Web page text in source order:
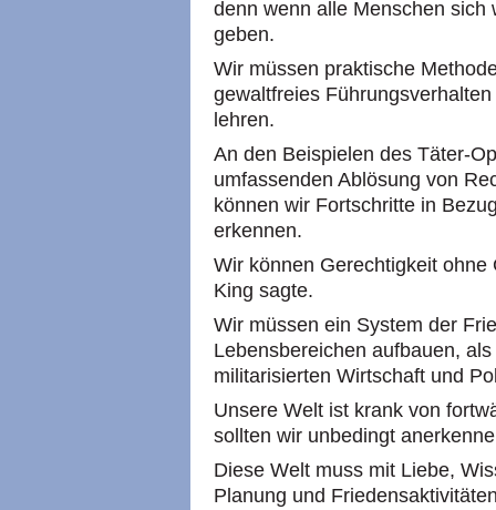
denn wenn alle Menschen
geben.
Wir müssen praktische
gewaltfreies
lehren.
An den Beispielen des Täter-
umfassenden Ablösung von
können wir Fortschritte in
erkennen.
Wir können Gerechtigkeit
King sagte.
Wir müssen ein System der
Lebensbereichen aufbauen,
militarisierten Wirtschaft und
Unsere Welt ist krank von
sollten wir unbedingt
Diese Welt muss mit Liebe,
Planung und